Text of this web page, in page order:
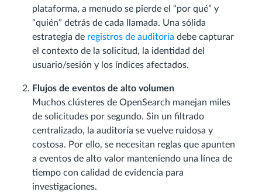
plataforma, a menudo se pierde el “por qué” y
“quién” detrás de cada llamada. Una sólida
estrategia de registros de auditoría debe capturar
el contexto de la solicitud, la identidad del
usuario/sesión y los índices afectados.
Flujos de eventos de alto volumen
Muchos clústeres de OpenSearch manejan miles
de solicitudes por segundo. Sin un filtrado
centralizado, la auditoría se vuelve ruidosa y
costosa. Por ello, se necesitan reglas que apunten
a eventos de alto valor manteniendo una línea de
tiempo con calidad de evidencia para
investigaciones.